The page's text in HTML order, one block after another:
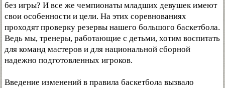
без игры? И все же чемпионаты младших девушек имеют
свои особенности и цели. На этих соревнованиях
проходят проверку резервы нашего большого баскетбола.
Ведь мы, тренеры, работающие с детьми, хотим воспитать
для команд мастеров и для национальной сборной
надежно подготовленных игроков.
Введение изменений в правила баскетбола вызвало